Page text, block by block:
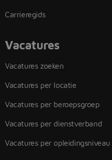
Carrieregids
Vacatures
Vacatures zoeken
Vacatures per locatie
Vacatures per beroepsgroep
Vacatures per dienstverband
Vacatures per opleidingsniveau